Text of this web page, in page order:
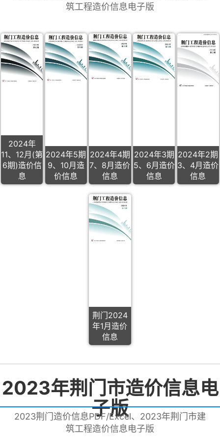
筑工程造价信息电子版
2024年
11、12月(第
6期)造价信
息
2024年5期
9、10月造
价信息
2024年4期
7、8月造价
信息
2024年3期
5、6月造价
信息
2024年2期
3、4月造价
信息
荆门2024
年1月造价
信息
2023年荆门市造价信息电
子版
2023荆门造价信息PDF/Excel、2023年荆门市建
筑工程造价信息电子版